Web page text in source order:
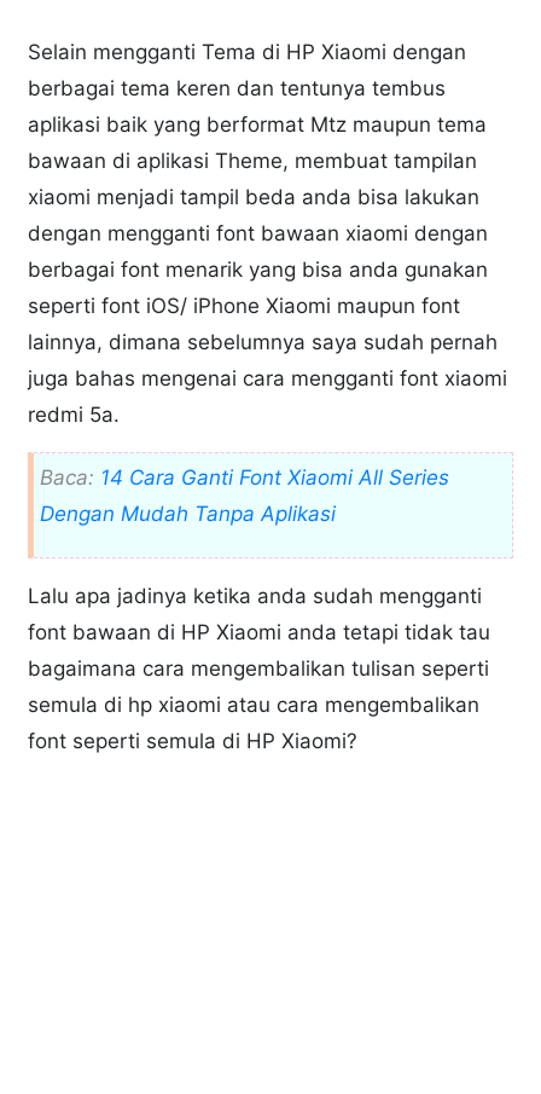
Selain mengganti Tema di HP Xiaomi dengan
berbagai tema keren dan tentunya tembus
aplikasi baik yang berformat Mtz maupun tema
bawaan di aplikasi Theme, membuat tampilan
xiaomi menjadi tampil beda anda bisa lakukan
dengan mengganti font bawaan xiaomi dengan
berbagai font menarik yang bisa anda gunakan
seperti font iOS/ iPhone Xiaomi maupun font
lainnya, dimana sebelumnya saya sudah pernah
juga bahas mengenai cara mengganti font xiaomi
redmi 5a.
Baca: 14 Cara Ganti Font Xiaomi All Series
Dengan Mudah Tanpa Aplikasi
Lalu apa jadinya ketika anda sudah mengganti
font bawaan di HP Xiaomi anda tetapi tidak tau
bagaimana cara mengembalikan tulisan seperti
semula di hp xiaomi atau cara mengembalikan
font seperti semula di HP Xiaomi?